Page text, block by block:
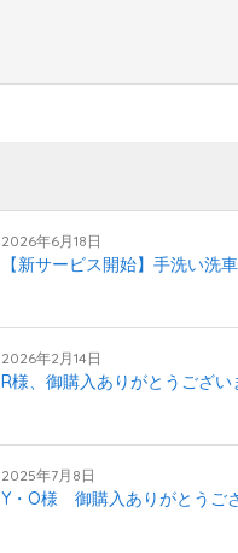
2026年6月18日
【新サービス開始】手洗い洗
2026年2月14日
R様、御購入ありがとうござ
2025年7月8日
Y・O様 御購入ありがとうご